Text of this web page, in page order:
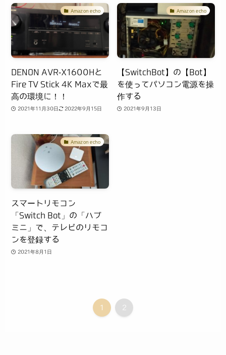
Amazon echo
DENON AVR-X1600Hと
Fire TV Stick 4K Maxで最
高の環境に！！
2021年11月30日 2022年9月15日
Amazon echo
【SwitchBot】の【Bot】
を使ってパソコン電源を操
作する
2021年9月13日
Amazon echo
スマートリモコン
「Switch Bot」の「ハブ
ミニ」で、テレビのリモコ
ンを登録する
2021年8月1日
1 2